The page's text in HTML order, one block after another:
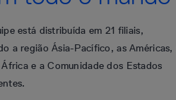
está distribuída em 21 filiais,
a região Ásia-Pacífico, as Américas,
e a Comunidade dos Estados